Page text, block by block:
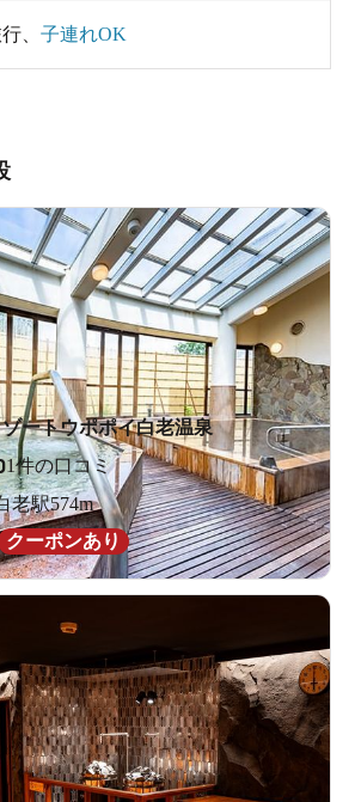
子連れOK
ートウポポイ白老温泉
1件の口コミ
老駅574m
クーポンあり